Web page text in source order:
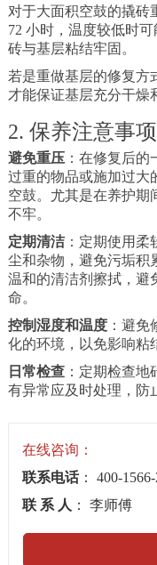
对于大面积空鼓的撬砖
72 小时，温度较低时
砖与基层粘结牢固。
若是重做基层的修复方
才能保证基层充分干燥
2. 保养注意事项
避免重压：在修复后的
过重的物品或施加过大
空鼓。尤其是在养护期
不牢。
定期清洁：定期使用柔
尘和杂物，避免污垢积
温和的清洁剂擦拭，避
命。
控制湿度和温度：避免
化的环境，以免影响粘
日常检查：定期检查地
有异常应及时处理，防
在线咨询：
联系电话： 400-
联 系 人 ： 李师傅